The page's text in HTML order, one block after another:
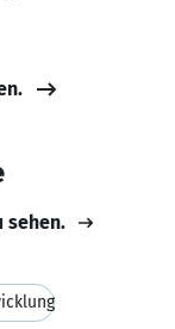
sehen.